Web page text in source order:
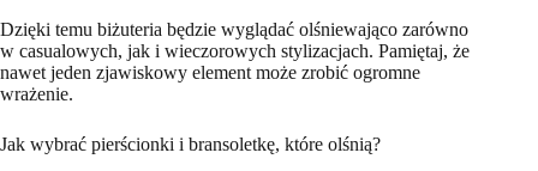
Dzięki temu biżuteria będzie wyglądać olśniewająco zarówno
w casualowych, jak i wieczorowych stylizacjach. Pamiętaj, że
nawet jeden zjawiskowy element może zrobić ogromne
wrażenie.
Jak wybrać pierścionki i bransoletkę, które olśnią?